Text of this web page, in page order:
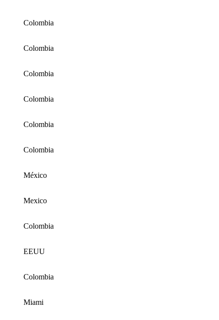
Colombia
Colombia
Colombia
Colombia
Colombia
Colombia
México
Mexico
Colombia
EEUU
Colombia
Miami